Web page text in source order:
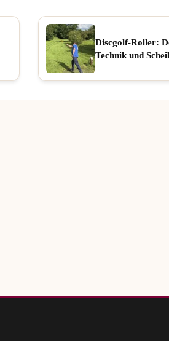
Discgolf-Roller:
Technik und